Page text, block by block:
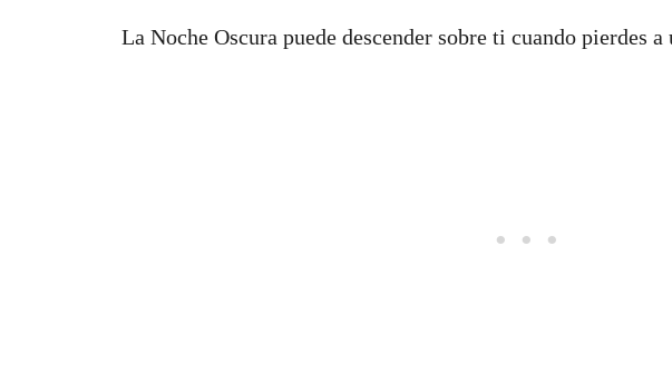
La Noche Oscura puede descender sobre ti cuando pierdes a